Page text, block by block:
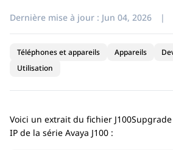
Dernière mise à jour : Jun 04, 2026 |
Téléphones et appareils Appareils
Utilisation
Voici un extrait du fichier
IP de la série Avaya J100 :